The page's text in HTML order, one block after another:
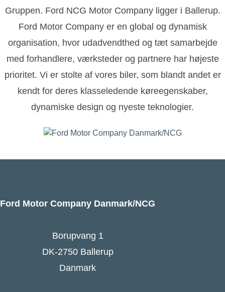
Gruppen. Ford NCG Motor Company ligger i Ballerup.
Ford Motor Company er en global og dynamisk
organisation, hvor udadvendthed og tæt samarbejde
med forhandlere, værksteder og partnere har højeste
prioritet. Vi er stolte af vores biler, som blandt andet er
kendt for deres klasseledende køreegenskaber,
dynamiske design og nyeste teknologier.
Ford Motor Company Danmark/NCG
Borupvang 1
DK-2750 Ballerup
Danmark